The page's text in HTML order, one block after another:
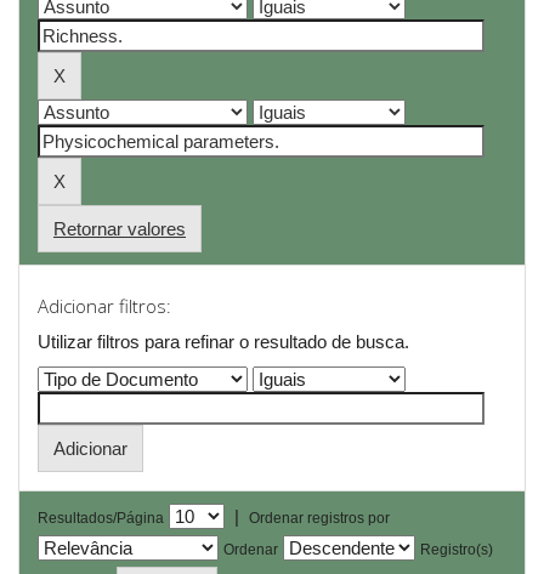
Retornar valores
Adicionar filtros:
Utilizar filtros para refinar o resultado de busca.
Resultados/Página |
Ordenar registros por
Ordenar
Registro(s)